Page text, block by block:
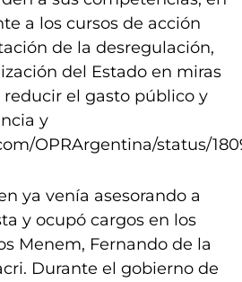
a los cursos de acción
de la desregulación,
del Estado en miras
el gasto público y
y
OPRArgentina/status/
ya venía asesorando a
y ocupó cargos en los
Menem, Fernando de la
Durante el gobierno de